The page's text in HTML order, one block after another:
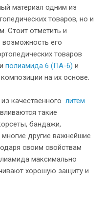
материал одним из
товаров, но и
Стоит отметить и
его
товаров
полиамида 6 (ПА-6) и
на их основе.
качественного литем
такие
бандажи,
другие важнейшие
своим свойствам
максимально
хорошую защиту и